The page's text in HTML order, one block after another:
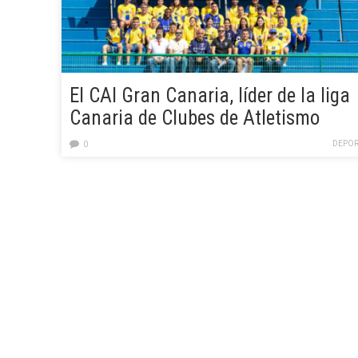
El CAI Gran Canaria, líder de la liga
Canaria de Clubes de Atletismo
0